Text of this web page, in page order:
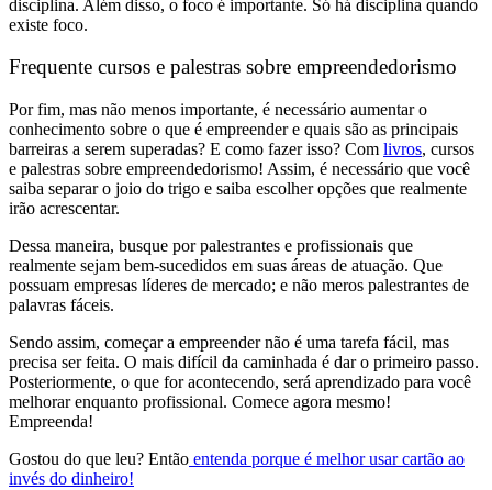
disciplina. Além disso, o foco é importante. Só há disciplina quando
existe foco.
Frequente cursos e palestras sobre empreendedorismo
Por fim, mas não menos importante, é necessário aumentar o
conhecimento sobre o que é empreender e quais são as principais
barreiras a serem superadas? E como fazer isso? Com livros, cursos
e palestras sobre empreendedorismo! Assim, é necessário que você
saiba separar o joio do trigo e saiba escolher opções que realmente
irão acrescentar.
Dessa maneira, busque por palestrantes e profissionais que
realmente sejam bem-sucedidos em suas áreas de atuação. Que
possuam empresas líderes de mercado; e não meros palestrantes de
palavras fáceis.
Sendo assim, começar a empreender não é uma tarefa fácil, mas
precisa ser feita. O mais difícil da caminhada é dar o primeiro passo.
Posteriormente, o que for acontecendo, será aprendizado para você
melhorar enquanto profissional. Comece agora mesmo!
Empreenda!
Gostou do que leu? Então entenda porque é melhor usar cartão ao
invés do dinheiro!